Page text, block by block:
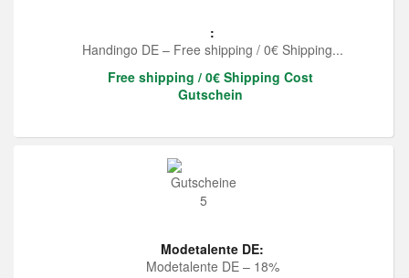
:
Handingo DE – Free shipping / 0€ Shipping...
Free shipping / 0€ Shipping Cost
Gutschein
Modetalente DE:
Modetalente DE – 18%